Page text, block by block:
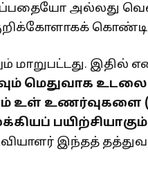
அல்லது
மாறுபட்டது. இதில்
மெதுவாக
உள் உணர்வுகளை
பயிற்சியாகும்
இந்தத்